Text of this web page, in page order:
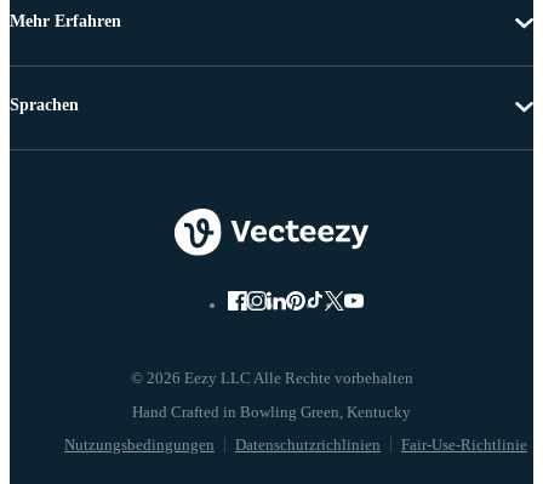
Mehr Erfahren
© 2026 Eezy LLC Alle Rechte vorbehalten
Nutzungsbedingungen Datenschutzrichlinien Fair-Use-Richtlinie
Sprachen